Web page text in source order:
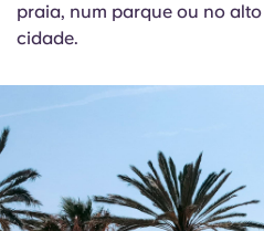
praia, num parque ou no
cidade.